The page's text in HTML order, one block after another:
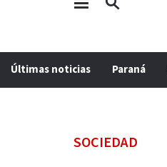
Últimas noticias Paraná
SOCIEDAD